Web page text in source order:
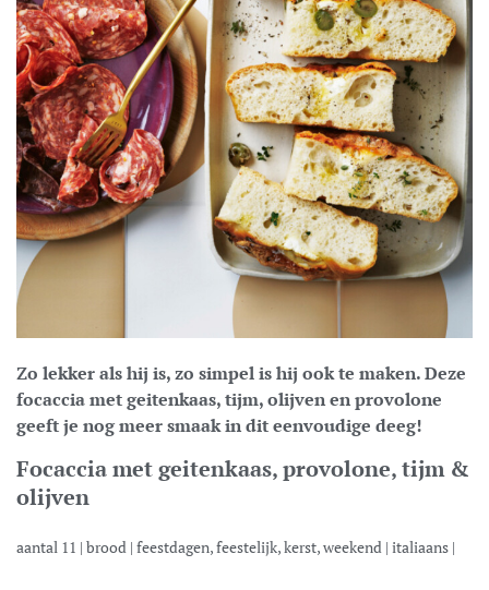
Zo lekker als hij is, zo simpel is hij ook te maken. Deze
focaccia met geitenkaas, tijm, olijven en provolone
geeft je nog meer smaak in dit eenvoudige deeg!
Focaccia met geitenkaas, provolone, tijm &
olijven
aantal 11 | brood | feestdagen, feestelijk, kerst, weekend | italiaans |